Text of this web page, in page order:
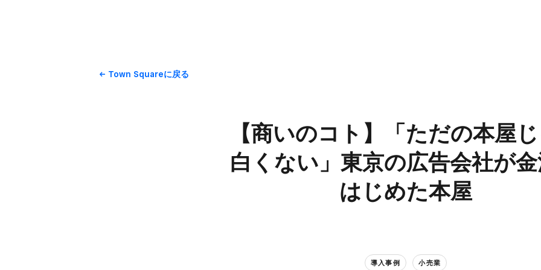
Town Squareに​戻る
【商いの​コト】​「ただの​本屋
白くない」​東京の​広告会社が​
はじめた本屋
導入事例 小売業